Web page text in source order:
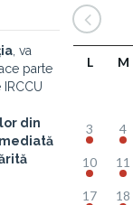
, va
parte
din
L M
3 4
10 11
17 18